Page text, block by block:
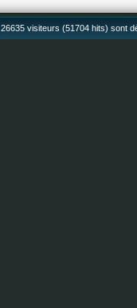
26635 visiteurs (51704 hits) sont